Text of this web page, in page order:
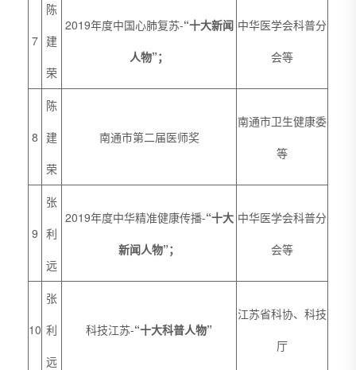
7
陈
建
荣
2019年度中国心肺复苏-“十大新闻
人物”；
中华医学会科普分
会等
8
陈
建
荣
南通市第二届医师奖
南通市卫生健康委
等
9
张
利
远
2019年度中华精准健康传播-“十大
新闻人物”；
中华医学会科普分
会等
10
张
利
远
科技江苏-“十大科普人物”
江苏省科协、科技
厅